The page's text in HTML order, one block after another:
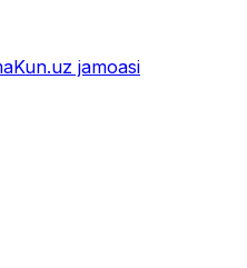
Kun.uz jamoasi